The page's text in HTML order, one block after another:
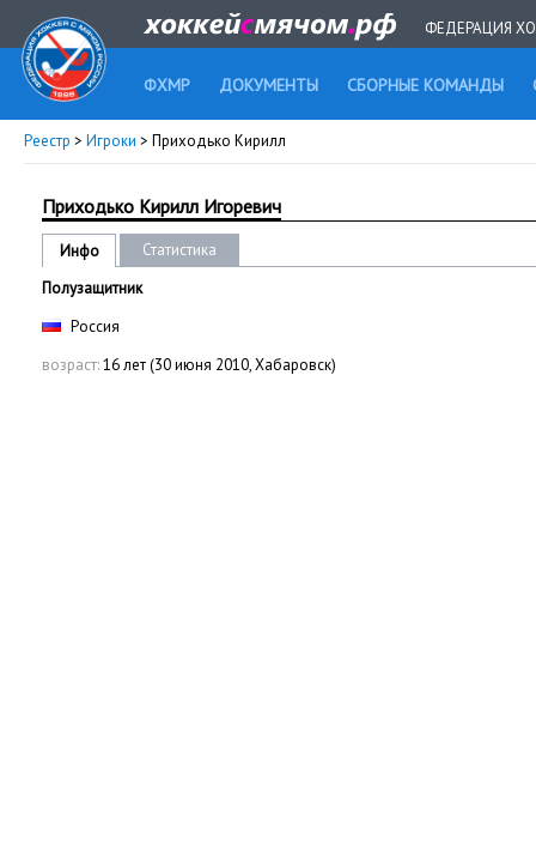
ФЕДЕРАЦИЯ
ФХМР ДОКУМЕНТЫ СБОРНЫЕ КОМАНДЫ
Реестр > Игроки > Приходько Кирилл
Приходько Кирилл Игоревич
Инфо
Статистика
Полузащитник
Россия
возраст:16 лет (30 июня 2010, Хабаровск)